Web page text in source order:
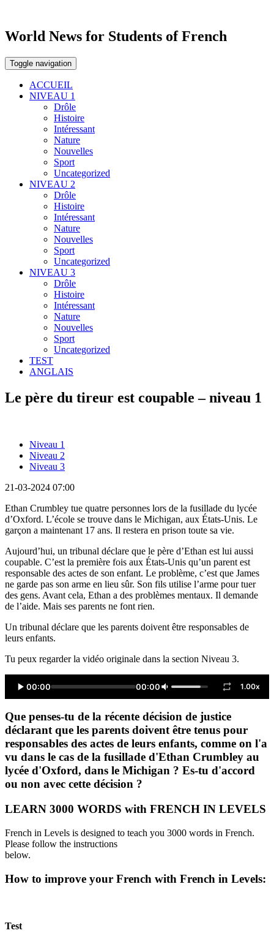
World News for Students of French
Toggle navigation
ACCUEIL
NIVEAU 1
Drôle
Histoire
Intéressant
Nature
Nouvelles
Sport
Uncategorized
NIVEAU 2
Drôle
Histoire
Intéressant
Nature
Nouvelles
Sport
Uncategorized
NIVEAU 3
Drôle
Histoire
Intéressant
Nature
Nouvelles
Sport
Uncategorized
TEST
ANGLAIS
Le père du tireur est coupable – niveau 1
Niveau 1
Niveau 2
Niveau 3
21-03-2024 07:00
Ethan Crumbley tue quatre personnes lors de la fusillade du lycée
d’Oxford. L’école se trouve dans le Michigan, aux États-Unis. Le
garçon a maintenant 17 ans. Il restera en prison toute sa vie.
Aujourd’hui, un tribunal déclare que le père d’Ethan est lui aussi
coupable. C’est la première fois aux États-Unis qu’un parent est
responsable des actes de son enfant. Le problème, c’est que James
ne garde pas son arme en lieu sûr. Son fils utilise l’arme pour tuer
des gens. Avant cela, Ethan a des problèmes mentaux. Il demande
de l’aide. Mais ses parents ne font rien.
Un tribunal déclare que les parents doivent être responsables de
leurs enfants.
Tu peux regarder la vidéo originale dans la section Niveau 3.
00:00 00:00 1.00x
Que penses-tu de la récente décision de justice
déclarant que les parents doivent être tenus pour
responsables des actes de leurs enfants, comme on l'a
vu dans le cas de la fusillade d'Ethan Crumbley au
lycée d'Oxford, dans le Michigan ? Es-tu d'accord
ou non avec cette décision ?
LEARN 3000 WORDS with FRENCH IN LEVELS
French in Levels is designed to teach you 3000 words in French.
Please follow the instructions
below.
How to improve your French with French in Levels:
Test